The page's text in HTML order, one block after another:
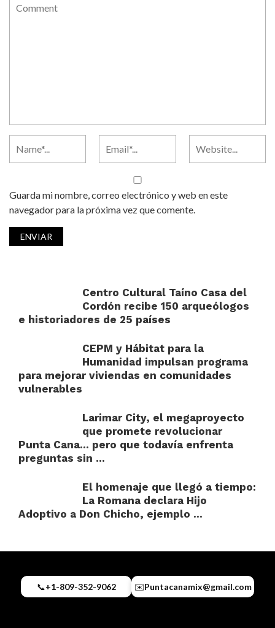
Guarda mi nombre, correo electrónico y web en este
navegador para la próxima vez que comente.
Centro Cultural Taíno Casa del
Cordón recibe 150 arqueólogos
e historiadores de 25 países
CEPM y Hábitat para la
Humanidad impulsan programa
para mejorar viviendas en comunidades
vulnerables
Larimar City, el megaproyecto
que promete revolucionar
Punta Cana… pero que todavía enfrenta
preguntas sin ...
El homenaje que llegó a tiempo:
La Romana declara Hijo
Adoptivo a Don Chicho, ejemplo ...
📞+1-809-352-9062 ✉️Puntacanamix@gmail.com